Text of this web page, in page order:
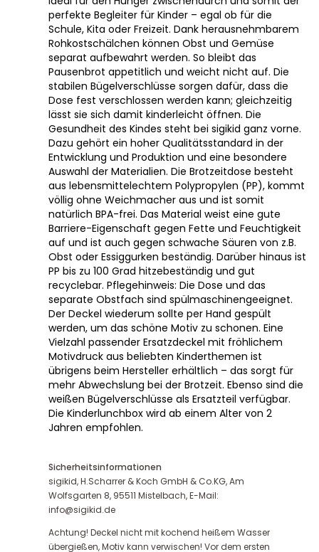
perfekte Begleiter für Kinder – egal ob für die
Schule, Kita oder Freizeit. Dank herausnehmbarem
Rohkostschälchen können Obst und Gemüse
separat aufbewahrt werden. So bleibt das
Pausenbrot appetitlich und weicht nicht auf. Die
stabilen Bügelverschlüsse sorgen dafür, dass die
Dose fest verschlossen werden kann; gleichzeitig
lässt sie sich damit kinderleicht öffnen. Die
Gesundheit des Kindes steht bei sigikid ganz vorne.
Dazu gehört ein hoher Qualitätsstandard in der
Entwicklung und Produktion und eine besondere
Auswahl der Materialien. Die Brotzeitdose besteht
aus lebensmittelechtem Polypropylen (PP), kommt
völlig ohne Weichmacher aus und ist somit
natürlich BPA-frei. Das Material weist eine gute
Barriere-Eigenschaft gegen Fette und Feuchtigkeit
auf und ist auch gegen schwache Säuren von z.B.
Obst oder Essiggurken beständig. Darüber hinaus ist
PP bis zu 100 Grad hitzebeständig und gut
recyclebar. Pflegehinweis: Die Dose und das
separate Obstfach sind spülmaschinengeeignet.
Der Deckel wiederum sollte per Hand gespült
werden, um das schöne Motiv zu schonen. Eine
Vielzahl passender Ersatzdeckel mit fröhlichem
Motivdruck aus beliebten Kinderthemen ist
übrigens beim Hersteller erhältlich – das sorgt für
mehr Abwechslung bei der Brotzeit. Ebenso sind die
weißen Bügelverschlüsse als Ersatzteil verfügbar.
Die Kinderlunchbox wird ab einem Alter von 2
Jahren empfohlen.
Sicherheitsinformationen
sigikid, H.Scharrer & Koch GmbH & Co.KG, Am
Wolfsgarten 8, 95511 Mistelbach, E-Mail:
info@sigikid.de
Achtung! Deckel nicht mit kochend heißem Wasser
übergießen, Motiv kann verwischen! Vor dem ersten